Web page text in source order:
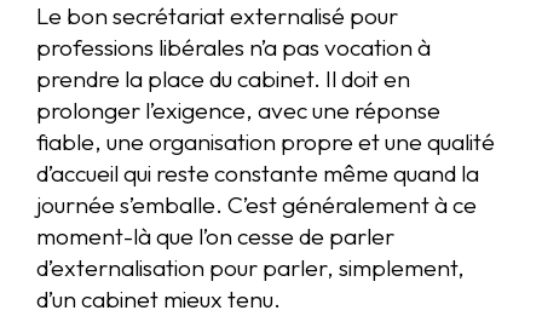
Le bon secrétariat externalisé pour
professions libérales n’a pas vocation à
prendre la place du cabinet. Il doit en
prolonger l’exigence, avec une réponse
fiable, une organisation propre et une qualité
d’accueil qui reste constante même quand la
journée s’emballe. C’est généralement à ce
moment-là que l’on cesse de parler
d’externalisation pour parler, simplement,
d’un cabinet mieux tenu.